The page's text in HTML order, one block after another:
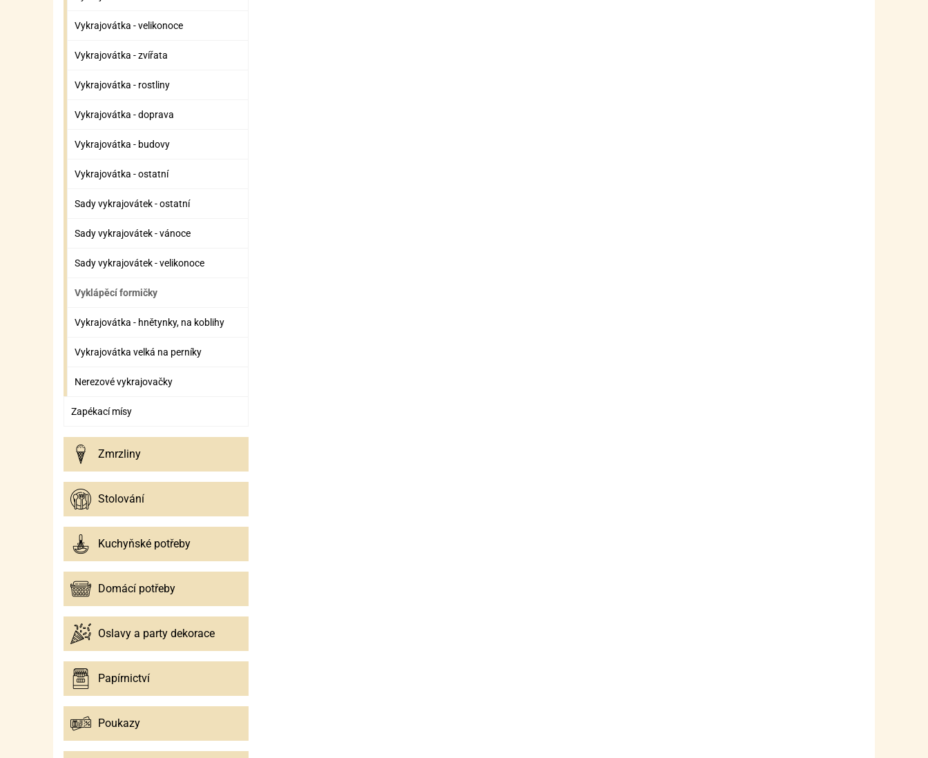
Vykrajovátka - velikonoce
Vykrajovátka - zvířata
Vykrajovátka - rostliny
Vykrajovátka - doprava
Vykrajovátka - budovy
Vykrajovátka - ostatní
Sady vykrajovátek - ostatní
Sady vykrajovátek - vánoce
Sady vykrajovátek - velikonoce
Vyklápěcí formičky
Vykrajovátka - hnětynky, na koblihy
Vykrajovátka velká na perníky
Nerezové vykrajovačky
Zapékací mísy
Zmrzliny
Stolování
Kuchyňské potřeby
Domácí potřeby
Oslavy a party dekorace
Papírnictví
Poukazy